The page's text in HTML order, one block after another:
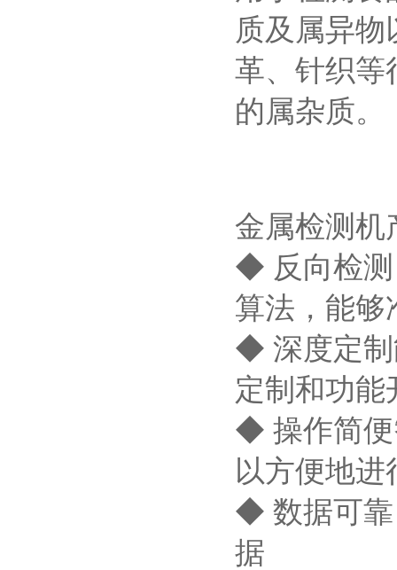
质及属异
革、针织等
的属杂质。
金属检测机
◆ 反向检测
算法，能够
◆ 深度定制
定制和功能
◆ 操作简便
以方便地
◆ 数据可靠
据